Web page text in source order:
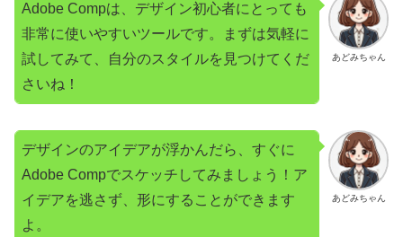
あどみちゃん
Adobe Compは、デザイン初心者にとっても
非常に使いやすいツールです。まずは気軽に
試してみて、自分のスタイルを見つけてくだ
さいね！
あどみちゃん
デザインのアイデアが浮かんだら、すぐに
Adobe Compでスケッチしてみましょう！ア
イデアを逃さず、形にすることができます
よ。